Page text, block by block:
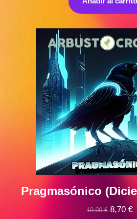
era:
Pragmasónico
10,00€ El
8,70 €El